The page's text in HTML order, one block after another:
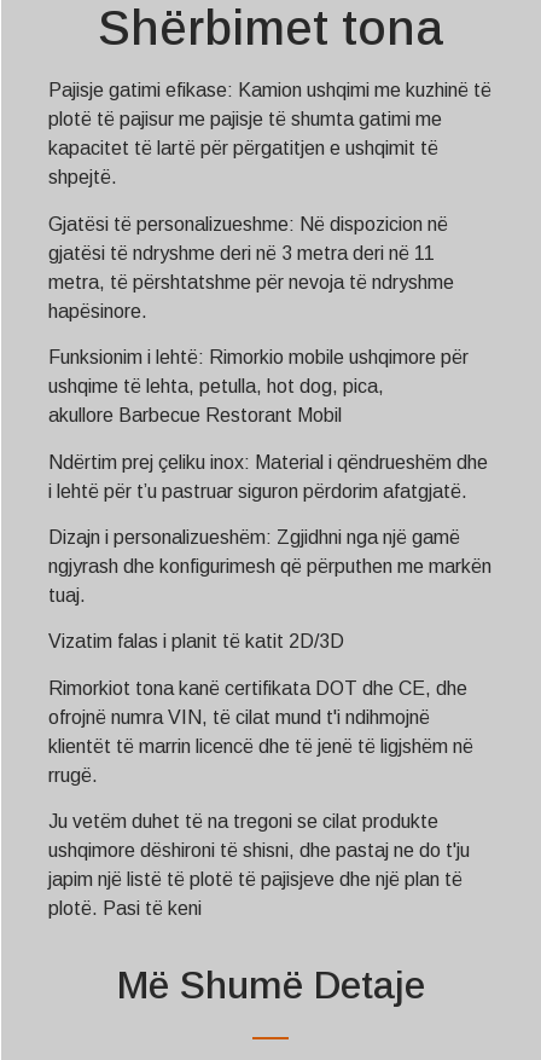
Shërbimet tona
Pajisje gatimi efikase: Kamion ushqimi me kuzhinë të
plotë të pajisur me pajisje të shumta gatimi me
kapacitet të lartë për përgatitjen e ushqimit të
shpejtë.
Gjatësi të personalizueshme: Në dispozicion në
gjatësi të ndryshme deri në 3 metra deri në 11
metra, të përshtatshme për nevoja të ndryshme
hapësinore.
Funksionim i lehtë: Rimorkio mobile ushqimore për
ushqime të lehta, petulla, hot dog, pica,
akullore Barbecue Restorant Mobil
Ndërtim prej çeliku inox: Material i qëndrueshëm dhe
i lehtë për t’u pastruar siguron përdorim afatgjatë.
Dizajn i personalizueshëm: Zgjidhni nga një gamë
ngjyrash dhe konfigurimesh që përputhen me markën
tuaj.
Vizatim falas i planit të katit 2D/3D
Rimorkiot tona kanë certifikata DOT dhe CE, dhe
ofrojnë numra VIN, të cilat mund t'i ndihmojnë
klientët të marrin licencë dhe të jenë të ligjshëm në
rrugë.
Ju vetëm duhet të na tregoni se cilat produkte
ushqimore dëshironi të shisni, dhe pastaj ne do t'ju
japim një listë të plotë të pajisjeve dhe një plan të
plotë. Pasi të keni
Më Shumë Detaje